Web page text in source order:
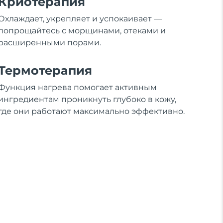
укрепляет и успокаивает —
с морщинами, отеками и
порами.
нагрева помогает активным
проникнуть глубоко в кожу,
они работают максимально эффективно.